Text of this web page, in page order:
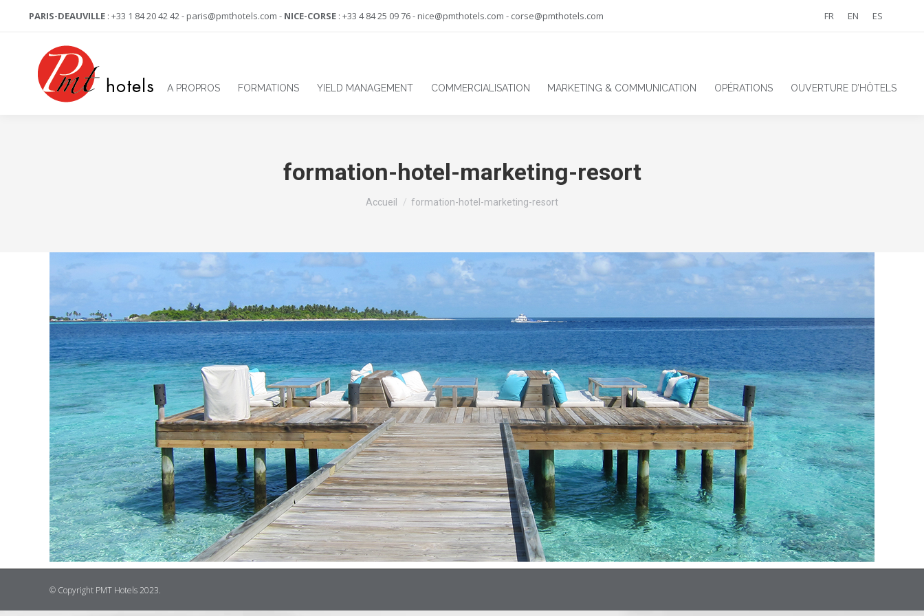
PARIS-DEAUVILLE : +33 1 84 20 42 42 - paris@pmthotels.com - NICE-CORSE : +33 4 84 25 09 76 - nice@pmthotels.com - corse@pmthotels.com FR EN ES
A PROPROS FORMATIONS YIELD MANAGEMENT COMMERCIALISATION MARKETING & COMMUNICATION OPÉRATIONS OUVERTURE D’HÔTELS
formation-hotel-marketing-resort
Vous êtes ici :
Accueil formation-hotel-marketing-resort
© Copyright PMT Hotels 2023.